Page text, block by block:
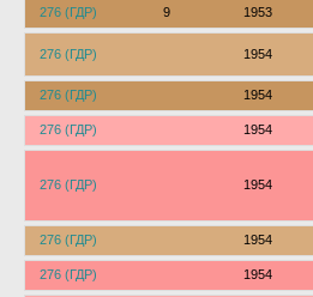
276 (ГДР) 9 1953
276 (ГДР) 1954
276 (ГДР) 1954
276 (ГДР) 1954
276 (ГДР) 1954
276 (ГДР) 1954
276 (ГДР) 1954